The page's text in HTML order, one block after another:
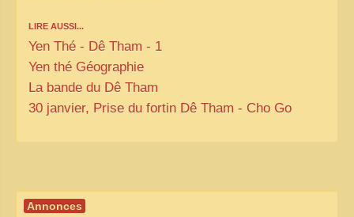
LIRE AUSSI...
Yen Thé - Dê Tham - 1
Yen thé Géographie
La bande du Dê Tham
30 janvier, Prise du fortin Dê Tham - Cho Go
Annonces